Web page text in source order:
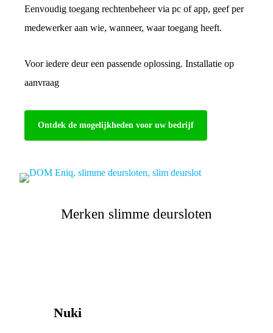
Eenvoudig toegang rechtenbeheer via pc of app, geef per
medewerker aan wie, wanneer, waar toegang heeft.
Voor iedere deur een passende oplossing. Installatie op
aanvraag
Ontdek de mogelijkheden voor uw bedrijf
Merken slimme deursloten
Nuki